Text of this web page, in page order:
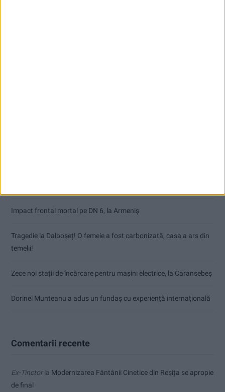
Impact frontal mortal pe DN 6, la Armeniș
Tragedie la Dalboşeț! O femeie a fost carbonizată, casa a ars din
temelii!
Zece noi stații de încărcare pentru mașini electrice, la Caransebeș
Dorinel Munteanu a adus un fundaș cu experiență internațională
Comentarii recente
Ex-Tinctorla Modernizarea Fântânii Cinetice din Reșița se apropie
de final